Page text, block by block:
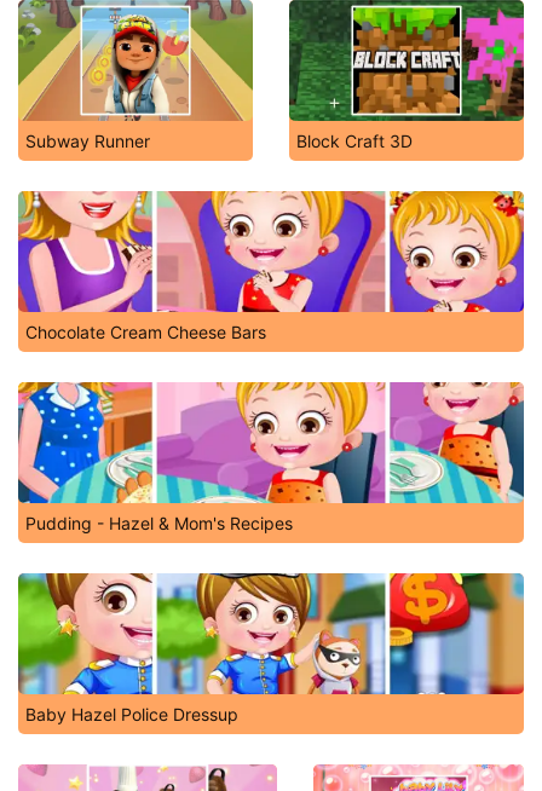
Subway Runner Block Craft 3D
Chocolate Cream Cheese Bars
Pudding - Hazel & Mom's Recipes
Baby Hazel Police Dressup